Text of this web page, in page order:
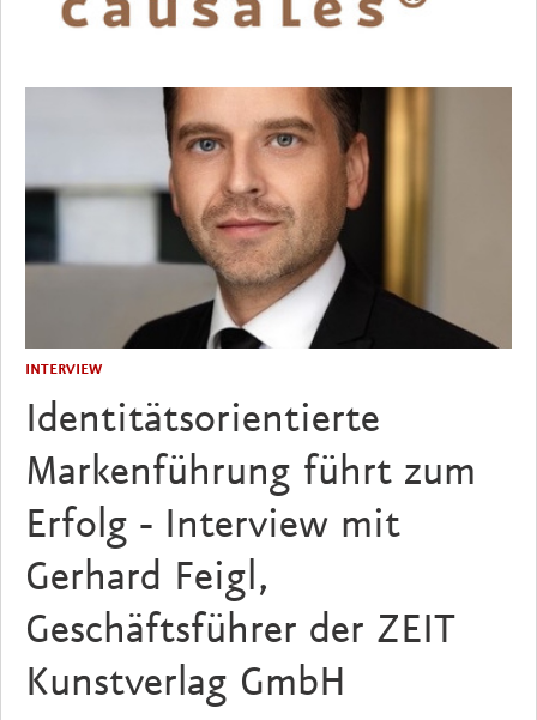
INTERVIEW
Identitätsorientierte
Markenführung führt zum
Erfolg - Interview mit
Gerhard Feigl,
Geschäftsführer der ZEIT
Kunstverlag GmbH